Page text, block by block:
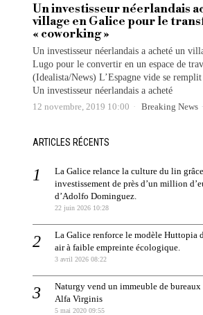
Un investisseur néerlandais
village en Galice pour le
« coworking »
Un investisseur néerlandais a acheté un
Lugo pour le convertir en un espace de
(Idealista/News) L’Espagne vide se remplit
Un investisseur néerlandais a acheté
12 novembre, 2019 10:00 Breaking News ·
ARTICLES RÉCENTS
La Galice relance la culture du lin
investissement de près d’un million
d’Adolfo Dominguez.
22 juin 2026 10:28
La Galice renforce le modèle Huttopia
air à faible empreinte écologique.
3 avril 2026 08:22
Naturgy vend un immeuble de bureaux
Alfa Virginis
5 mai 2020 09:55